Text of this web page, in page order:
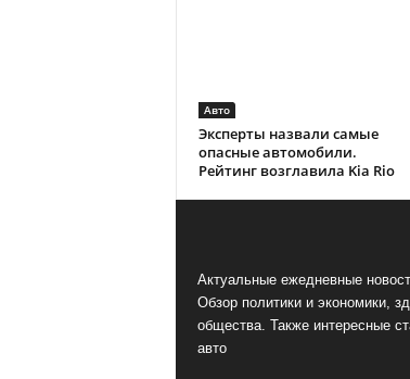
Авто
Эксперты назвали самые
опасные автомобили.
Рейтинг возглавила Kia Rio
Актуальные ежедневные
Обзор политики и экономики,
общества. Также интересные
авто